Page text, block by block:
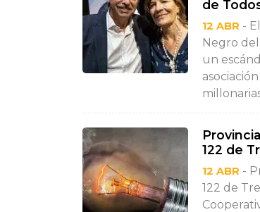
de
12 ABR -
Negro
un
122 de
12 ABR -
122 de